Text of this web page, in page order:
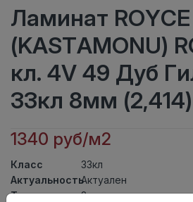
Ламинат ROYCE
(KASTAMONU)
кл. 4V 49 Дуб
33кл 8мм (2,414)
1340 руб/м2
Класс
33кл
АктуальностьАктуален
Толщина
8мм